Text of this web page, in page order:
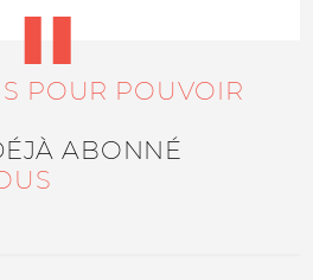
POUR POUVOIR
ABONNÉ